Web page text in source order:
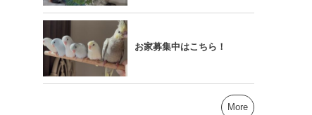
お家募集中はこちら！
More